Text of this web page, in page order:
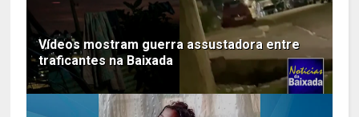
Vídeos mostram guerra assustadora entre
traficantes na Baixada